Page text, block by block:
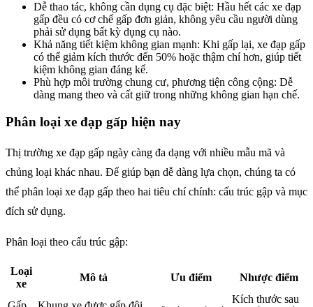
Dễ thao tác, không cần dụng cụ đặc biệt: Hầu hết các xe đạp
gấp đều có cơ chế gấp đơn giản, không yêu cầu người dùng
phải sử dụng bất kỳ dụng cụ nào.
Khả năng tiết kiệm không gian mạnh: Khi gấp lại, xe đạp gấp
có thể giảm kích thước đến 50% hoặc thậm chí hơn, giúp tiết
kiệm không gian đáng kể.
Phù hợp môi trường chung cư, phương tiện công cộng: Dễ
dàng mang theo và cất giữ trong những không gian hạn chế.
Phân loại xe đạp gấp hiện nay
Thị trường xe đạp gấp ngày càng đa dạng với nhiều mẫu mã và
chủng loại khác nhau. Để giúp bạn dễ dàng lựa chọn, chúng ta có
thể phân loại xe đạp gấp theo hai tiêu chí chính: cấu trúc gập và mục
đích sử dụng.
Phân loại theo cấu trúc gập:
Loại
xe
Mô tả Ưu điểm Nhược điểm
Kích thước sau